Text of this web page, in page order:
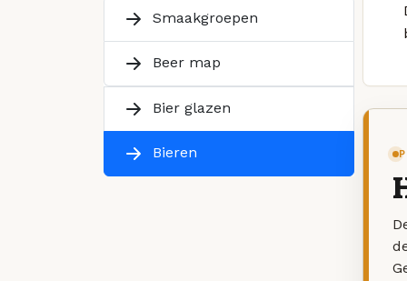
Smaakgroepen
Beer map
Bier glazen
Bieren